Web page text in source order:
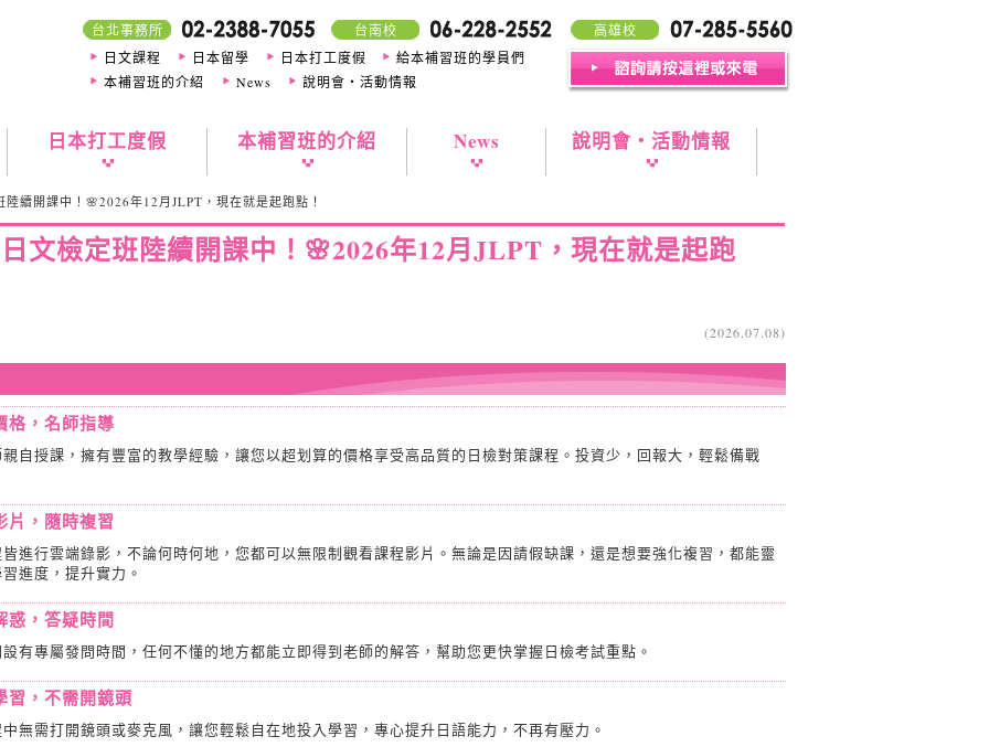
高雄校
台南校
台北事務所
日文課程
日本留學 日本打工度假
給本補習班的學員們
本補習班的介紹
News 說明會・活動情報
日本打工度假 本補習班的介紹 News 說明會・活動情報
續開課中！🌸2026年12月JLPT，現在就是起跑點！
文檢定班陸續開課中！🌸2026年12月JLPT，現在就是起跑
(2026.07.08)
格，名師指導
自授課，擁有豐富的教學經驗，讓您以超划算的價格享受高品質的日檢對策課程。投資少，回報大，輕鬆備戰
片，隨時複習
進行雲端錄影，不論何時何地，您都可以無限制觀看課程影片。無論是因請假缺課，還是想要強化複習，都能靈
進度，提升實力。
惑，答疑時間
有專屬發問時間，任何不懂的地方都能立即得到老師的解答，幫助您更快掌握日檢考試重點。
習，不需開鏡頭
無需打開鏡頭或麥克風，讓您輕鬆自在地投入學習，專心提升日語能力，不再有壓力。